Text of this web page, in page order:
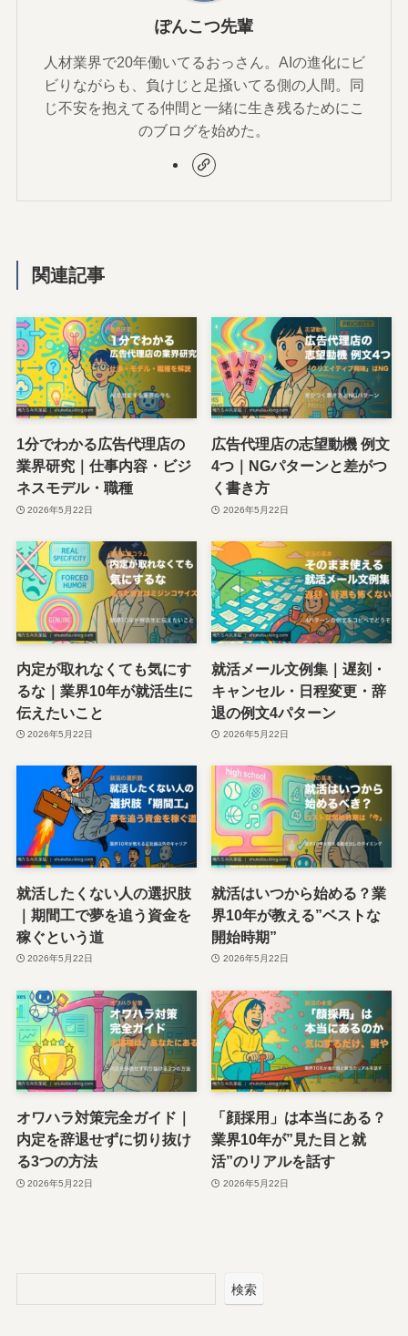
ぽんこつ先輩
人材業界で20年働いてるおっさん。AIの進化にビ
ビりながらも、負けじと足掻いてる側の人間。同
じ不安を抱えてる仲間と一緒に生き残るためにこ
のブログを始めた。
関連記事
1分でわかる広告代理店の
業界研究｜仕事内容・ビジ
ネスモデル・職種
2026年5月22日
広告代理店の志望動機 例文
4つ｜NGパターンと差がつ
く書き方
2026年5月22日
内定が取れなくても気にす
るな｜業界10年が就活生に
伝えたいこと
2026年5月22日
就活メール文例集｜遅刻・
キャンセル・日程変更・辞
退の例文4パターン
2026年5月22日
就活したくない人の選択肢
｜期間工で夢を追う資金を
稼ぐという道
2026年5月22日
就活はいつから始める？業
界10年が教える”ベストな
開始時期”
2026年5月22日
オワハラ対策完全ガイド｜
内定を辞退せずに切り抜け
る3つの方法
2026年5月22日
「顔採用」は本当にある？
業界10年が”見た目と就
活”のリアルを話す
2026年5月22日
検索